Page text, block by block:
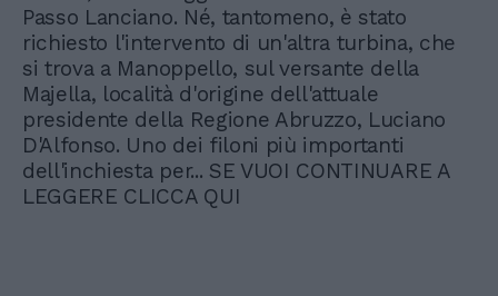
Passo Lanciano. Né, tantomeno, è stato
richiesto l'intervento di un'altra turbina, che
si trova a Manoppello, sul versante della
Majella, località d'origine dell'attuale
presidente della Regione Abruzzo, Luciano
D'Alfonso. Uno dei filoni più importanti
dell'inchiesta per... SE VUOI CONTINUARE A
LEGGERE CLICCA QUI